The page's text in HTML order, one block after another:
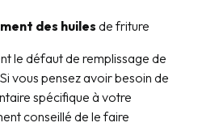
des huiles de friture
le défaut de remplissage de
vous pensez avoir besoin de
spécifique à votre
conseillé de le faire